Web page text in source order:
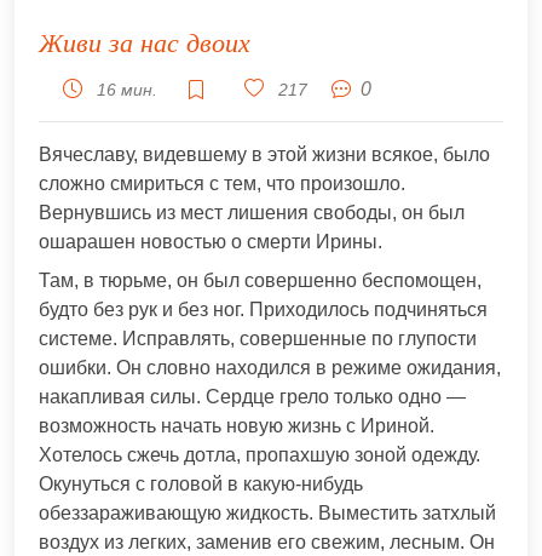
Живи за нас двоих
16 мин. 217 0
Вячеславу, видевшему в этой жизни всякое, было
сложно смириться с тем, что произошло.
Вернувшись из мест лишения свободы, он был
ошарашен новостью о смерти Ирины.
Там, в тюрьме, он был совершенно беспомощен,
будто без рук и без ног. Приходилось подчиняться
системе. Исправлять, совершенные по глупости
ошибки. Он словно находился в режиме ожидания,
накапливая силы. Сердце грело только одно —
возможность начать новую жизнь с Ириной.
Хотелось сжечь дотла, пропахшую зоной одежду.
Окунуться с головой в какую-нибудь
обеззараживающую жидкость. Выместить затхлый
воздух из легких, заменив его свежим, лесным. Он